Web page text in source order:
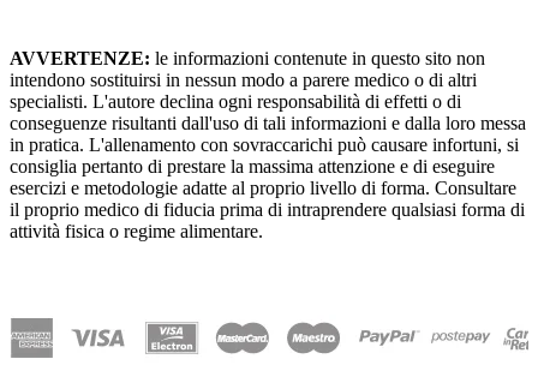
AVVERTENZE: le informazioni contenute in questo sito non
intendono sostituirsi in nessun modo a parere medico o di altri
specialisti. L'autore declina ogni responsabilità di effetti o di
conseguenze risultanti dall'uso di tali informazioni e dalla loro messa
in pratica. L'allenamento con sovraccarichi può causare infortuni, si
consiglia pertanto di prestare la massima attenzione e di eseguire
esercizi e metodologie adatte al proprio livello di forma. Consultare
il proprio medico di fiducia prima di intraprendere qualsiasi forma di
attività fisica o regime alimentare.